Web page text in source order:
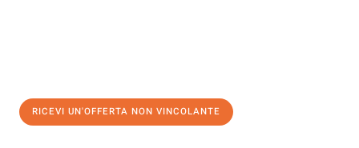
RICEVI UN'OFFERTA NON VINCOLANTE